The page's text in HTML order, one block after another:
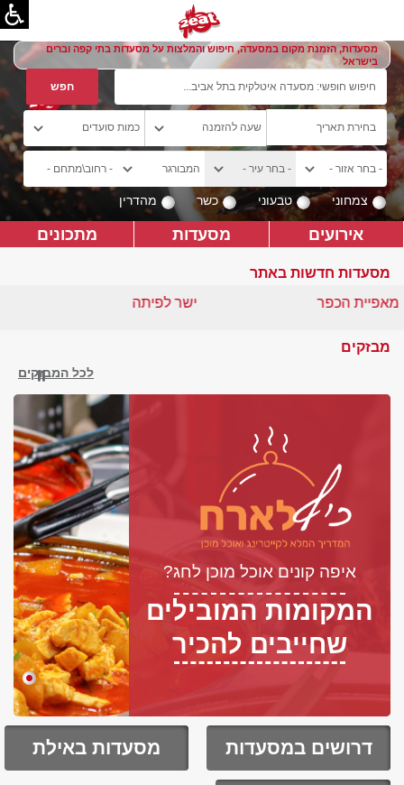
מסעדות, הזמנת מקום במסעדה, חיפוש והמלצות על מסעדות בתי קפה וברים
בישראל
צמחוני טבעוני כשר מהדרין
אירועים מסעדות מתכונים
מסעדות חדשות באתר
ישר לפיתה
מאפיית הכפר
מבזקים
לכל המבזקים
איפה קונים אוכל מוכן לחג?
המקומות המובילים
שחייבים להכיר
דרושים במסעדות מסעדות באילת